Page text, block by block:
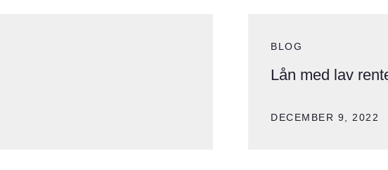
BLOG
Lån med lav
DECEMBER 9, 2022